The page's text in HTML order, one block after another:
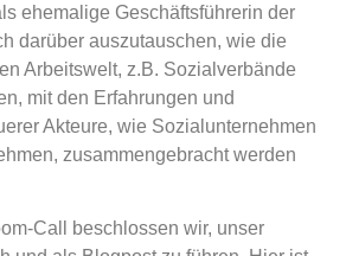
ehemalige Geschäftsführerin der
darüber auszutauschen, wie die
Arbeitswelt, z.B. Sozialverbände
mit den Erfahrungen und
Akteure, wie Sozialunternehmen
zusammengebracht werden
Call beschlossen wir, unser